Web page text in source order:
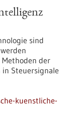
sind
der
Steuersignale
kuenstliche-